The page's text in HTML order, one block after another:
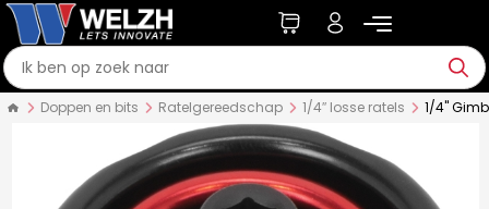
Doppen en bits Ratelgereedschap 1/4″ losse ratels 1/4"